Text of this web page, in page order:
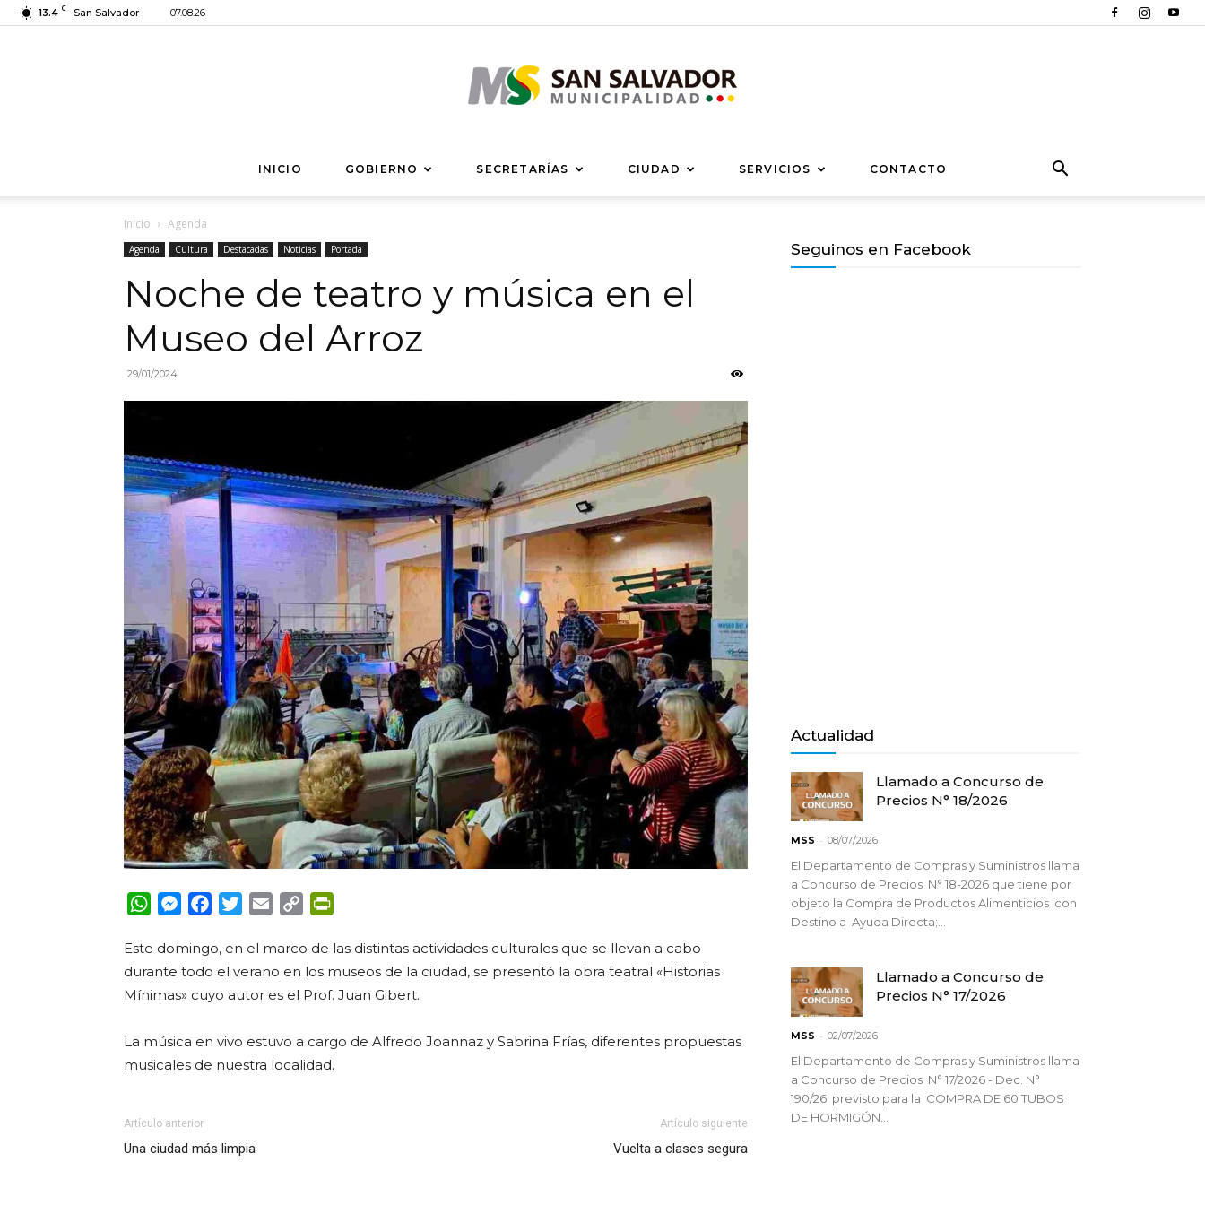
13.4 C San Salvador 07.08.26
Municipalidad
Salvador
INICIO GOBIERNO SECRETARÍAS CIUDAD SERVICIOS CONTACTO
Inicio Agenda
Agenda Cultura Destacadas Noticias Portada
Noche de teatro y música en el
Museo del Arroz
29/01/2024
WhatsApp
Messenger
FacebookTwitterEmail Copy
Este domingo, en el marco de las distintas actividades culturales que se llevan a cabo
durante todo el verano en los museos de la ciudad, se presentó la obra teatral «Historias
Mínimas» cuyo autor es el Prof. Juan Gibert.
La música en vivo estuvo a cargo de Alfredo Joannaz y Sabrina Frías, diferentes propuestas
musicales de nuestra localidad.
Artículo anterior
Una ciudad más limpia
Artículo siguiente
Vuelta a clases segura
Seguinos en Facebook
Actualidad
Llamado a Concurso de
Precios N° 18/2026
MSS - 08/07/2026
El Departamento de Compras y Suministros llama
a Concurso de Precios N° 18-2026 que tiene por
objeto la Compra de Productos Alimenticios con
Destino a Ayuda Directa;...
Llamado a Concurso de
Precios N° 17/2026
MSS - 02/07/2026
El Departamento de Compras y Suministros llama
a Concurso de Precios N° 17/2026 - Dec. N°
190/26 previsto para la COMPRA DE 60 TUBOS
DE HORMIGÓN...